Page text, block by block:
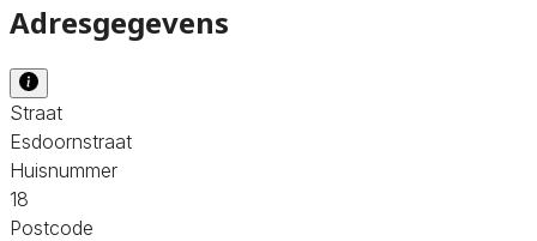
Adresgegevens
Straat
Esdoornstraat
Huisnummer
18
Postcode